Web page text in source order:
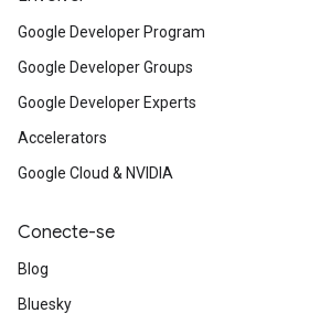
Google Developer Program
Google Developer Groups
Google Developer Experts
Accelerators
Google Cloud & NVIDIA
Conecte-se
Blog
Bluesky